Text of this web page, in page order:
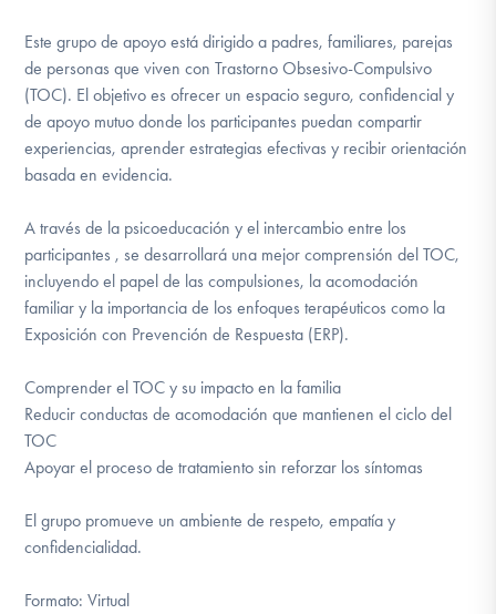
Get Involved
Este grupo de apoyo está dirigido a padres, familiares, parejas
de personas que viven con Trastorno Obsesivo-Compulsivo
(TOC). El objetivo es ofrecer un espacio seguro, confidencial y
de apoyo mutuo donde los participantes puedan compartir
experiencias, aprender estrategias efectivas y recibir orientación
basada en evidencia.
A través de la psicoeducación y el intercambio entre los
participantes , se desarrollará una mejor comprensión del TOC,
incluyendo el papel de las compulsiones, la acomodación
familiar y la importancia de los enfoques terapéuticos como la
Exposición con Prevención de Respuesta (ERP).
Comprender el TOC y su impacto en la familia
Reducir conductas de acomodación que mantienen el ciclo del
TOC
Apoyar el proceso de tratamiento sin reforzar los síntomas
El grupo promueve un ambiente de respeto, empatía y
confidencialidad.
Formato: Virtual